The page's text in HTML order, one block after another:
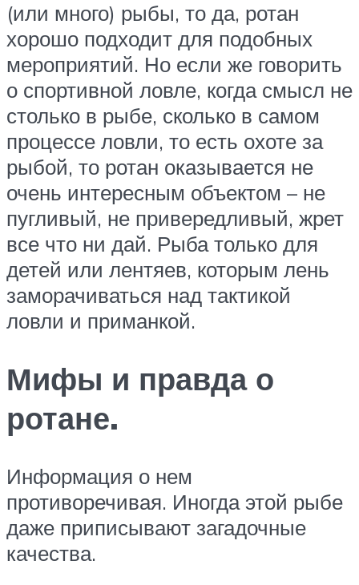
(или много) рыбы, то да, ротан
хорошо подходит для подобных
мероприятий. Но если же говорить
о спортивной ловле, когда смысл не
столько в рыбе, сколько в самом
процессе ловли, то есть охоте за
рыбой, то ротан оказывается не
очень интересным объектом – не
пугливый, не привередливый, жрет
все что ни дай. Рыба только для
детей или лентяев, которым лень
заморачиваться над тактикой
ловли и приманкой.
Мифы и правда о
ротане.
Информация о нем
противоречивая. Иногда этой рыбе
даже приписывают загадочные
качества.